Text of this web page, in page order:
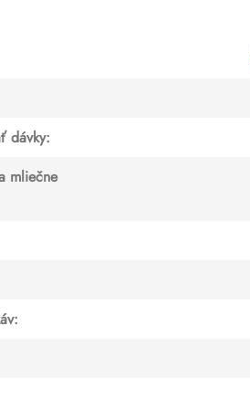
dávky:
mliečne
: